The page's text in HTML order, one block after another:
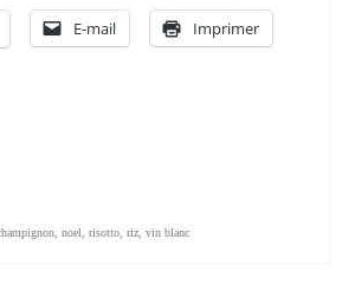
E-mail Imprimer
noel risotto riz vin blanc